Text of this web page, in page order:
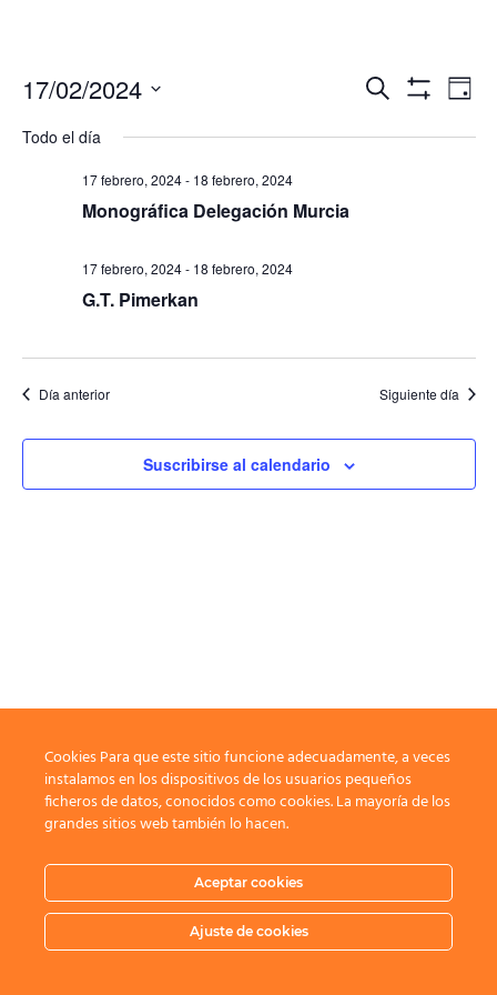
búsqueda
Buscar
de
Día
17/02/2024
fecha.
Todo el día
17 febrero, 2024- 18 febrero, 2024
Monográfica Delegación Murcia
17 febrero, 2024- 18 febrero, 2024
G.T. Pimerkan
Día anterior Siguiente día
Suscribirse al calendario
Cookies Para que este sitio funcione adecuadamente, a veces
instalamos en los dispositivos de los usuarios pequeños
ficheros de datos, conocidos como cookies. La mayoría de los
grandes sitios web también lo hacen.
Aceptar cookies
Ajuste de cookies